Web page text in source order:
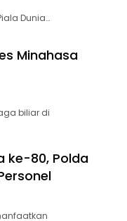
Dunia…
Minahasa
biliar di
ke-80, Polda